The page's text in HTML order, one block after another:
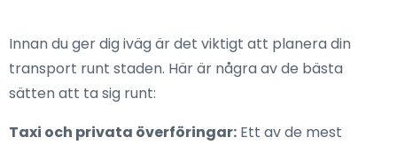
Innan du ger dig iväg är det viktigt att planera din
transport runt staden. Här är några av de bästa
sätten att ta sig runt:
Taxi och privata överföringar: Ett av de mest